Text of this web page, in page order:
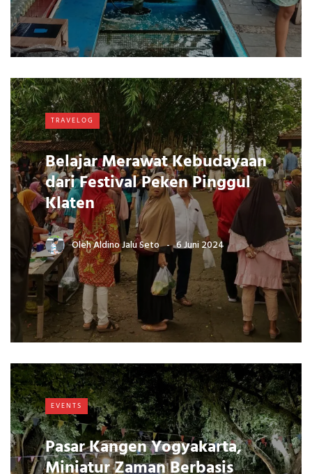
TRAVELOG
Belajar Merawat Kebudayaan
dari Festival Peken Pinggul
Klaten
OlehAldino Jalu Seto 6 Juni 2024
EVENTS
Pasar Kangen Yogyakarta,
Miniatur Zaman Berbasis